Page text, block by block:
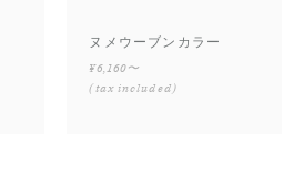
ヌメウーブンカラー
¥6,160〜
(tax included)